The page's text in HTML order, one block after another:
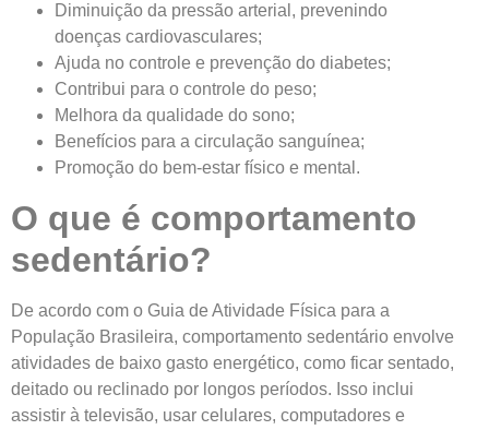
Diminuição da pressão arterial, prevenindo
doenças cardiovasculares;
Ajuda no controle e prevenção do diabetes;
Contribui para o controle do peso;
Melhora da qualidade do sono;
Benefícios para a circulação sanguínea;
Promoção do bem-estar físico e mental.
O que é comportamento
sedentário?
De acordo com o Guia de Atividade Física para a
População Brasileira, comportamento sedentário envolve
atividades de baixo gasto energético, como ficar sentado,
deitado ou reclinado por longos períodos. Isso inclui
assistir à televisão, usar celulares, computadores e